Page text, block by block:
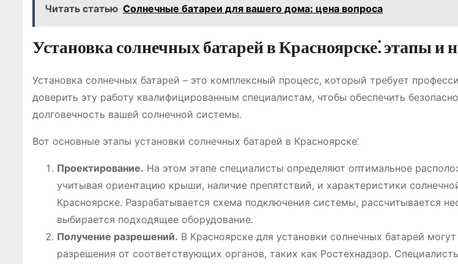
Читать статью Солнечные батареи для вашего дома: цена вопроса
Установка солнечных батарей в Красноярске⁚ этапы и
Установка солнечных батарей – это комплексный процесс, который требует
доверить эту работу квалифицированным специалистам, чтобы обеспечить
долговечность вашей солнечной системы.
Вот основные этапы установки солнечных батарей в Красноярске⁚
Проектирование. На этом этапе специалисты определяют оптимальное
учитывая ориентацию крыши, наличие препятствий, и характеристики
Красноярске. Разрабатывается схема подключения системы, рассчитывается
выбирается подходящее оборудование.
Получение разрешений. В Красноярске для установки солнечных батарей могут
разрешения от соответствующих органов, таких как Ростехнадзор.